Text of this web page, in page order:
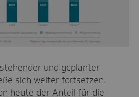
und geplanter
sich weiter fortsetzen.
heute der Anteil für die